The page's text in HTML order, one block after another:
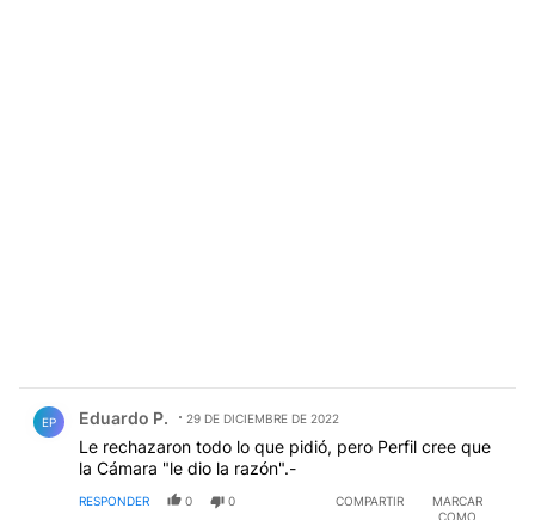
EP Eduardo P. 29 DE DICIEMBRE DE 2022
Le rechazaron todo lo que pidió, pero Perfil cree que
la Cámara "le dio la razón".-
RESPONDER 0 0 COMPARTIR
MARCAR
COMO